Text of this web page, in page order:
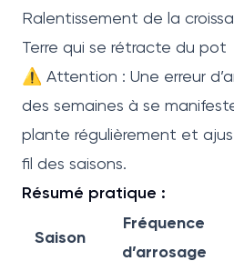
Ralentissement de la
Terre qui se rétracte du pot
⚠️ Attention : Une erreur
des semaines à se
plante régulièrement et
fil des saisons.
Résumé pratique :
Saison
Fréquence
d’arrosage